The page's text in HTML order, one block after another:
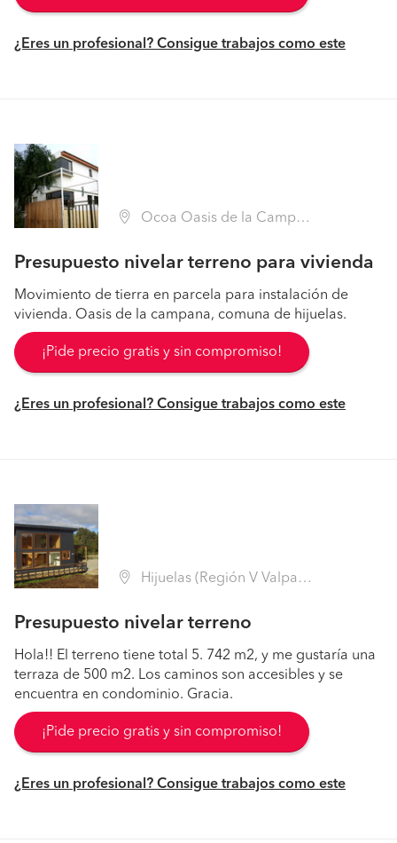
¿Eres un profesional? Consigue trabajos como este
Ocoa Oasis de la Campana, Hijuelas (Región V Valparaíso - Quillota)
Presupuesto nivelar terreno para vivienda
Movimiento de tierra en parcela para instalación de
vivienda. Oasis de la campana, comuna de hijuelas.
¡Pide precio gratis y sin compromiso!
¿Eres un profesional? Consigue trabajos como este
Hijuelas (Región V Valparaíso - Quillota)
Presupuesto nivelar terreno
Hola!! El terreno tiene total 5. 742 m2, y me gustaría una
terraza de 500 m2. Los caminos son accesibles y se
encuentra en condominio. Gracia.
¡Pide precio gratis y sin compromiso!
¿Eres un profesional? Consigue trabajos como este